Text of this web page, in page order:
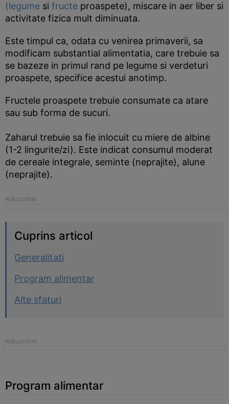
(legume si fructe proaspete), miscare in aer liber si
activitate fizica mult diminuata.
Este timpul ca, odata cu venirea primaverii, sa
modificam substantial alimentatia, care trebuie sa
se bazeze in primul rand pe legume si verdeturi
proaspete, specifice acestui anotimp.
Fructele proaspete trebuie consumate ca atare
sau sub forma de sucuri.
Zaharul trebuie sa fie inlocuit cu miere de albine
(1-2 lingurite/zi). Este indicat consumul moderat
de cereale integrale, seminte (neprajite), alune
(neprajite).
Cuprins articol
Generalitati
Program alimentar
Alte sfaturi
Program alimentar